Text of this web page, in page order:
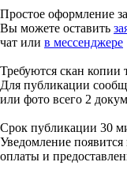
Простое оформление
Вы можете оставить
чат или в мессенджере
Требуются скан копии
Для публикации
или фото всего 2
Срок публикации 30
Уведомление появится
оплаты и